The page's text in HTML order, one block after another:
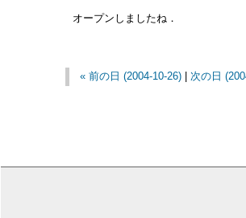
オープンしましたね．
« 前の日 (2004-10-26) |次の日